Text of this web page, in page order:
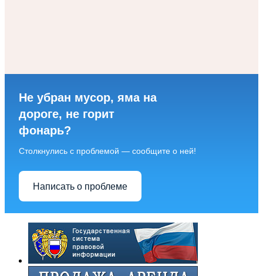
Не убран мусор, яма на
дороге, не горит
фонарь?
Столкнулись с проблемой — сообщите о ней!
Написать о проблеме